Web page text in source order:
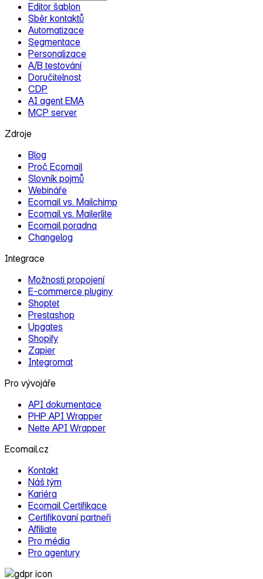
Editor šablon
Sběr kontaktů
Automatizace
Segmentace
Personalizace
A/B testování
Doručitelnost
CDP
AI agent EMA
MCP server
Zdroje
Blog
Proč Ecomail
Slovník pojmů
Webináře
Ecomail vs. Mailchimp
Ecomail vs. Mailerlite
Ecomail poradna
Changelog
Integrace
Možnosti propojení
E‑commerce pluginy
Shoptet
Prestashop
Upgates
Shopify
Zapier
Integromat
Pro vývojáře
API dokumentace
PHP API Wrapper
Nette API Wrapper
Ecomail.cz
Kontakt
Náš tým
Kariéra
Ecomail Certifikace
Certifikovaní partneři
Affiliate
Pro média
Pro agentury